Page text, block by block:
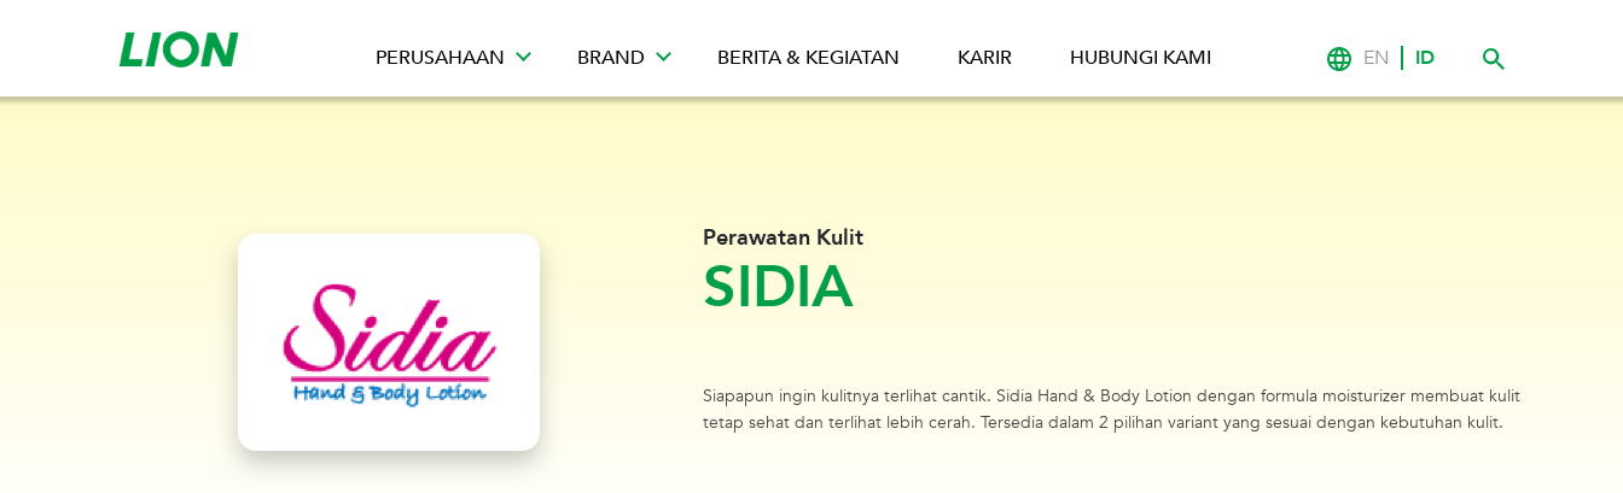
PERUSAHAAN BRAND BERITA & KEGIATAN KARIR HUBUNGI KAMI EN ID
Perawatan Kulit
SIDIA
Siapapun ingin kulitnya terlihat cantik. Sidia Hand & Body Lotion dengan formula moisturizer membuat kulit
tetap sehat dan terlihat lebih cerah. Tersedia dalam 2 pilihan variant yang sesuai dengan kebutuhan kulit.